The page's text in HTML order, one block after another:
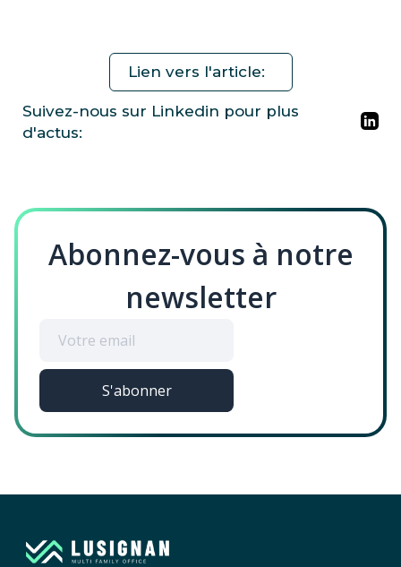
Lien vers l'article:
Suivez-nous sur Linkedin pour plus
d'actus:
Abonnez-vous à notre
newsletter